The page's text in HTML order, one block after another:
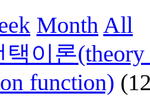
Month All
이론(theory
function)